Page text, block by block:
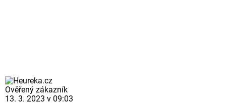
Ověřený zákazník
13. 3. 2023 v 09:03